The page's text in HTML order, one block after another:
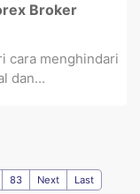
Broker
cara menghindari
dan...
83 Next Last